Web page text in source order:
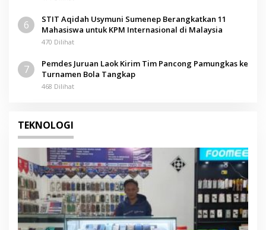
6
STIT Aqidah Usymuni Sumenep Berangkatkan 11
Mahasiswa untuk KPM Internasional di Malaysia
470 Dilihat
7
Pemdes Juruan Laok Kirim Tim Pancong Pamungkas ke
Turnamen Bola Tangkap
468 Dilihat
TEKNOLOGI